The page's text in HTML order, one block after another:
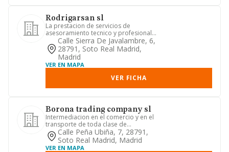
Rodrigarsan sl
La prestacion de servicios de
asesoramiento tecnico y profesional
en su mayor amplitud que puedan r...
Calle Sierra De Javalambre, 6,
28791, Soto Real Madrid,
Madrid
VER EN MAPA
VER FICHA
Borona trading company sl
Intermediacion en el comercio y en el
transporte de toda clase de
mercancias y productos.
Calle Peña Ubiña, 7, 28791,
Soto Real Madrid, Madrid
VER EN MAPA